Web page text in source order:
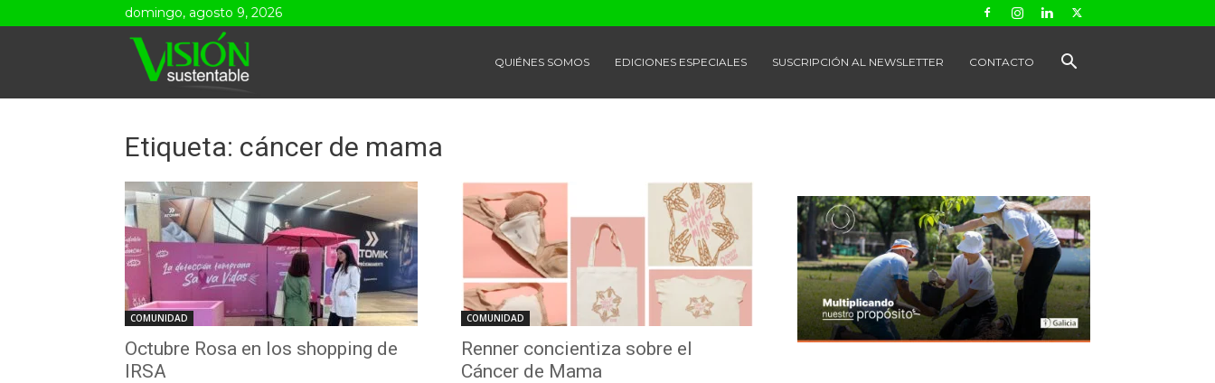
domingo, agosto 9, 2026
Sustentable
QUIÉNES SOMOS EDICIONES ESPECIALES SUSCRIPCIÓN AL NEWSLETTER CONTACTO
Etiqueta: cáncer de mama
COMUNIDAD
Octubre Rosa en los shopping de
IRSA
COMUNIDAD
Renner concientiza sobre el
Cáncer de Mama